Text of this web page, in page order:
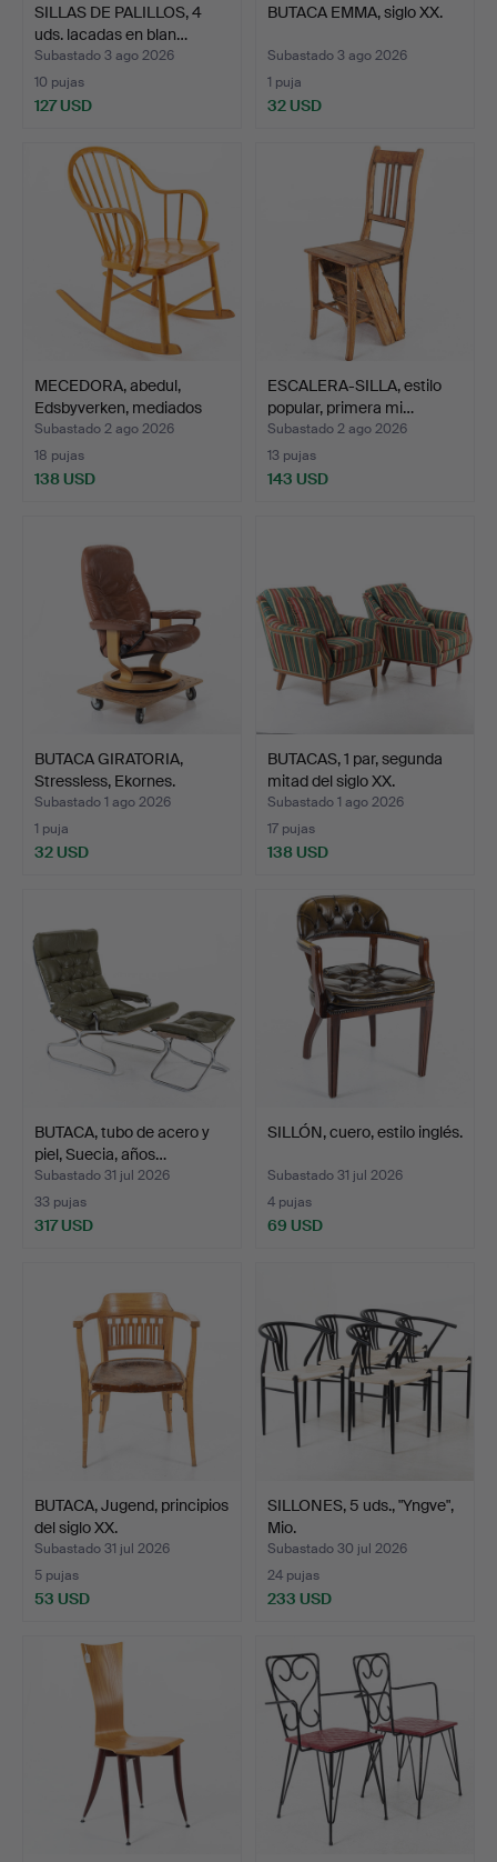
SILLAS DE PALILLOS, 4
uds. lacadas en blan…
Subastado 3 ago 2026
10 pujas
127 USD
BUTACA EMMA, siglo XX.
Subastado 3 ago 2026
1 puja
32 USD
MECEDORA, abedul,
Edsbyverken, mediados
de…
Subastado 2 ago 2026
18 pujas
138 USD
ESCALERA-SILLA, estilo
popular, primera mi…
Subastado 2 ago 2026
13 pujas
143 USD
BUTACA GIRATORIA,
Stressless, Ekornes.
Subastado 1 ago 2026
1 puja
32 USD
BUTACAS, 1 par, segunda
mitad del siglo XX.
Subastado 1 ago 2026
17 pujas
138 USD
BUTACA, tubo de acero y
piel, Suecia, años…
Subastado 31 jul 2026
33 pujas
317 USD
SILLÓN, cuero, estilo inglés.
Subastado 31 jul 2026
4 pujas
69 USD
BUTACA, Jugend, principios
del siglo XX.
Subastado 31 jul 2026
5 pujas
53 USD
SILLONES, 5 uds., "Yngve",
Mio.
Subastado 30 jul 2026
24 pujas
233 USD